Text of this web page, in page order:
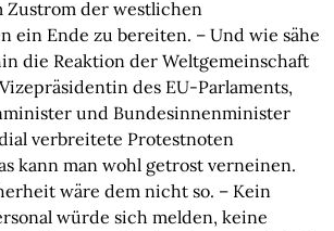
Zustrom der westlichen
ein Ende zu bereiten. – Und wie sähe
die Reaktion der Weltgemeinschaft
des EU-Parlaments,
und Bundesinnenminister
verbreitete Protestnoten
kann man wohl getrost verneinen.
wäre dem nicht so. – Kein
würde sich melden, keine